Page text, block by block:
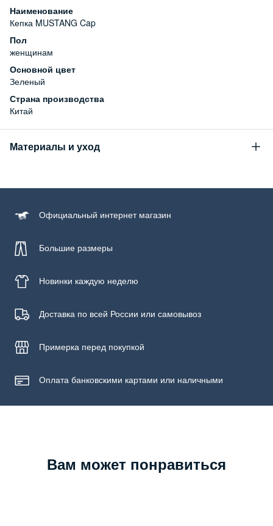
Наименование
Кепка MUSTANG Cap
Пол
женщинам
Основной цвет
Зеленый
Страна производства
Китай
Материалы и уход
100% хлопок
Официальный интернет магазин
Большие размеры
Новинки каждую неделю
Доставка по всей России или самовывоз
Примерка перед покупкой
Оплата банковскими картами или наличными
Вам может понравиться